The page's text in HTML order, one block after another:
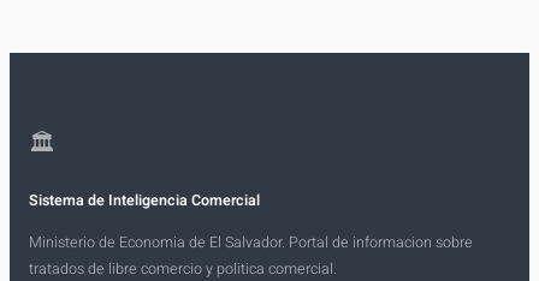
🏛
Sistema de Inteligencia Comercial
Ministerio de Economia de El Salvador. Portal de informacion sobre
tratados de libre comercio y politica comercial.